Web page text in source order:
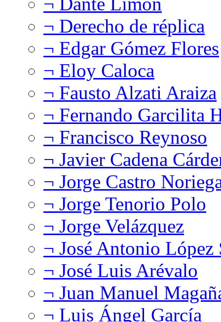
¬ Derecho de réplica
¬ Edgar Gómez Flores
¬ Eloy Caloca
¬ Fausto Alzati Araiza
¬ Fernando Garcilita
¬ Francisco Reynoso
¬ Javier Cadena
¬ Jorge Castro
¬ Jorge Tenorio Polo
¬ Jorge Velázquez
¬ José Antonio López
¬ José Luis Arévalo
¬ Juan Manuel
¬ Luis Ángel García